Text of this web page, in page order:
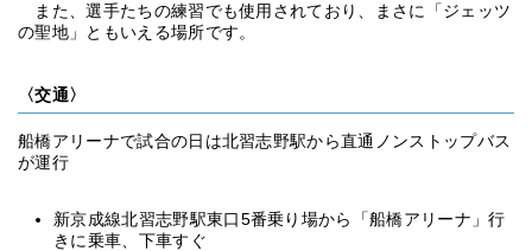
また、選手たちの練習でも使用されており、まさに「ジェッツ
の聖地」ともいえる場所です。
〈交通〉
船橋アリーナで試合の日は北習志野駅から直通ノンストップバス
が運行
新京成線北習志野駅東口5番乗り場から「船橋アリーナ」行
きに乗車、下車すぐ